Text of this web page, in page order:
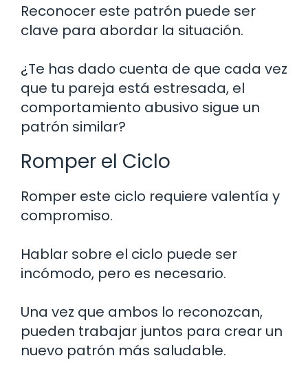
Reconocer este patrón puede ser
clave para abordar la situación.
¿Te has dado cuenta de que cada vez
que tu pareja está estresada, el
comportamiento abusivo sigue un
patrón similar?
Romper el Ciclo
Romper este ciclo requiere valentía y
compromiso.
Hablar sobre el ciclo puede ser
incómodo, pero es necesario.
Una vez que ambos lo reconozcan,
pueden trabajar juntos para crear un
nuevo patrón más saludable.